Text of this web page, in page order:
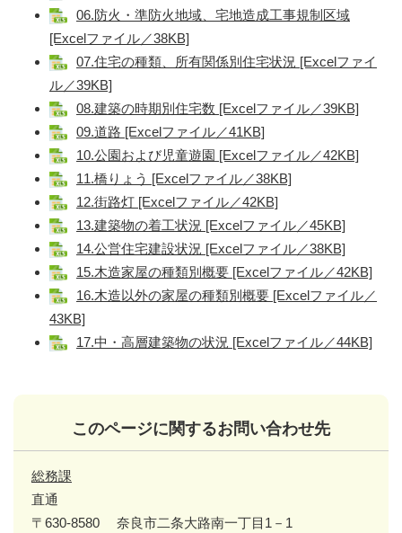
06.防火・準防火地域、宅地造成工事規制区域
[Excelファイル／38KB]
07.住宅の種類、所有関係別住宅状況 [Excelファイ
ル／39KB]
08.建築の時期別住宅数 [Excelファイル／39KB]
09.道路 [Excelファイル／41KB]
10.公園および児童遊園 [Excelファイル／42KB]
11.橋りょう [Excelファイル／38KB]
12.街路灯 [Excelファイル／42KB]
13.建築物の着工状況 [Excelファイル／45KB]
14.公営住宅建設状況 [Excelファイル／38KB]
15.木造家屋の種類別概要 [Excelファイル／42KB]
16.木造以外の家屋の種類別概要 [Excelファイル／
43KB]
17.中・高層建築物の状況 [Excelファイル／44KB]
このページに関するお問い合わせ先
総務課
直通
〒630-8580
奈良市二条大路南一丁目1－1